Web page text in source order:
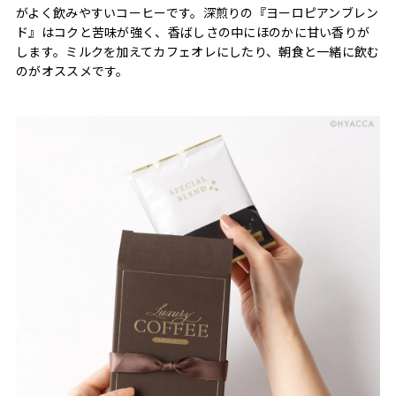
がよく飲みやすいコーヒーです。深煎りの『ヨーロピアンブレン
ド』はコクと苦味が強く、香ばしさの中にほのかに甘い香りが
します。ミルクを加えてカフェオレにしたり、朝食と一緒に飲む
のがオススメです。